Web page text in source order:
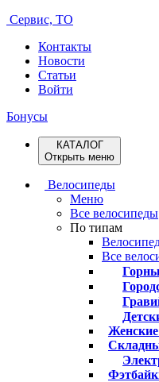
Сервис, ТО
Контакты
Новости
Статьи
Войти
Бонусы
КАТАЛОГ
Открыть меню
Велосипеды
Меню
Все велосипеды
По типам
Все
Женские